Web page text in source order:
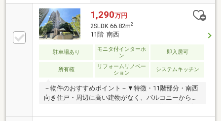
1,290万円
2SLDK 66.82m2
11階 南西
駐車場あり
モニタ付インターホ
ン
即入居可
所有権
リフォームリノベー
ション
システムキッチン
－物件のおすすめポイント－▼特徴・11階部分・南西
向き住戸・周辺に高い建物がなく、バルコニーから豊
かな自然を楽しめます(天候による)・LD約11.2帖に和
室約6.0帖が隣接・サービススペース約3.5帖は窓・収